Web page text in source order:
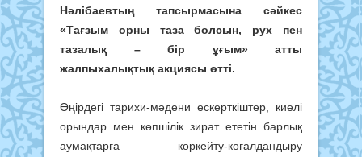
Нәлібаевтың тапсырмасына сәйкес
«Тағзым орны таза болсын, рух пен
тазалық – бір ұғым» атты
жалпыхалықтық акциясы өтті.
Өңірдегі тарихи-мәдени ескерткіштер, киелі
орындар мен көпшілік зират ететін барлық
аумақтарға көркейту-көгалдандыру